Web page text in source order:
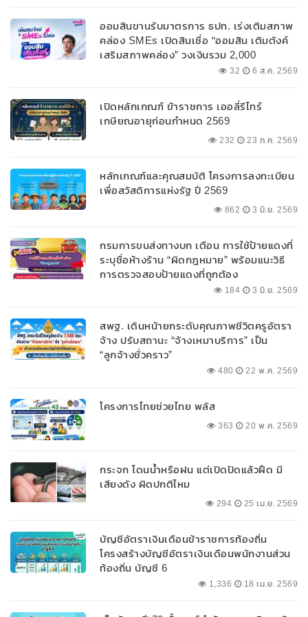
ออมสินขานรับมาตรการ ธปท. เร่งเติมสภาพ
คล่อง SMEs เปิดสินเชื่อ “ออมสิน เติมตังค์
เสริมสภาพคล่อง” วงเงินรวม 2,000
ลบ.สนับสนุนเงินทุนหมุนเวียนวงเงินกู้สูงสุด
32 6 ส.ค. 2569
เปิดหลักเกณฑ์ ข้าราชการ เออลี่รีไทร์
เกษียณอายุก่อนกำหนด 2569
232 23 ก.ค. 2569
หลักเกณฑ์และคุณสมบัติ โครงการลงทะเบียน
เพื่อสวัสดิการแห่งรัฐ ปี 2569
862 3 มิ.ย. 2569
กรมการขนส่งทางบก เตือน การใช้ป้ายแดงที่
ระบุชื่อห้างร้าน “ผิดกฎหมาย” พร้อมแนะวิธี
การตรวจสอบป้ายแดงที่ถูกต้อง
184 3 มิ.ย. 2569
สพฐ. เดินหน้ายกระดับคุณภาพชีวิตครูอัตรา
จ้าง ปรับสถานะ “จ้างเหมาบริการ” เป็น
“ลูกจ้างชั่วคราว”
480 22 พ.ค. 2569
โครงการไทยช่วยไทย พลัส
363 20 พ.ค. 2569
กระจก โดนน้ำหรือฝน แต่เปิดปัดแล้วฝืด มี
เสียงดัง ผิดปกติไหม
294 25 เม.ย. 2569
บัญชีอัตราเงินเดือนข้าราชการท้องถิ่น
โครงสร้างบัญชีอัตราเงินเดือนพนักงานส่วน
ท้องถิ่น บัญชี 6
1,336 18 เม.ย. 2569